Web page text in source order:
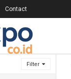
Filter
Contact